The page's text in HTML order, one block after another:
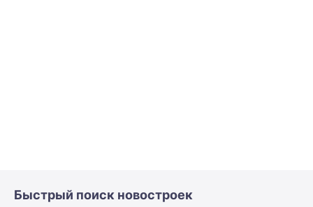
Быстрый поиск новостроек